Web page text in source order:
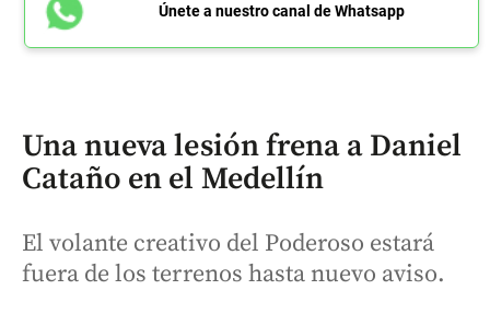
Únete a nuestro canal de Whatsapp
Una nueva lesión frena a Daniel
Cataño en el Medellín
El volante creativo del Poderoso estará
fuera de los terrenos hasta nuevo aviso.